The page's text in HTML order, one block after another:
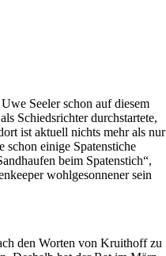
Seeler schon auf diesem
Schiedsrichter durchstartete,
ist aktuell nichts mehr als nur
einige Spatenstiche
beim Spatenstich“,
wohlgesonnener sein
den Worten von Kruithoff zu